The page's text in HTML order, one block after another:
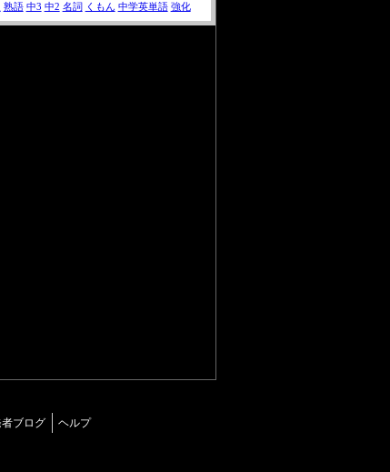
熟語 中3 中2 名詞 くもん 中学英単語 強化
ブログ
ヘルプ